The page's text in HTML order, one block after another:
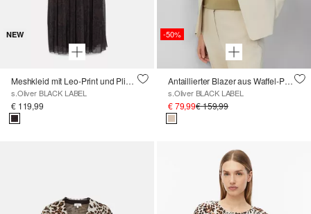
NEW
Meshkleid mit Leo-Print und Plissee
s.Oliver BLACK LABEL
€ 119,99
-50%
Antaillierter Blazer aus Waffel-Piqué
s.Oliver BLACK LABEL
€ 79,99€ 159,99